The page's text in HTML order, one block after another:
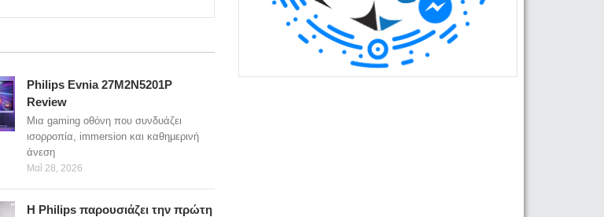
Philips Evnia 27M2N5201P
Review
Μια gaming οθόνη που συνδυάζει
ισορροπία, immersion και καθημερινή
άνεση
Μαΐ 28, 2026
Η Philips παρουσιάζει την πρώτη